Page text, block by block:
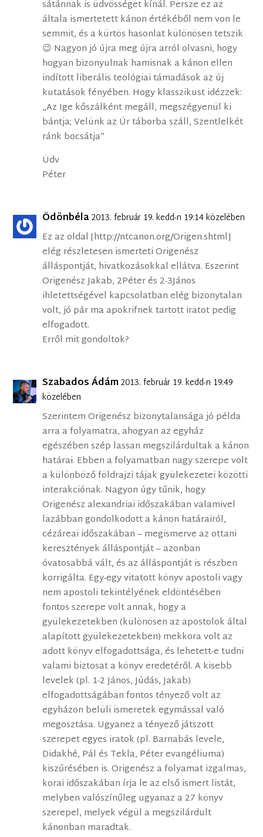
sátánnak is üdvösséget kínál. Persze ez az
általa ismertetett kánon értékéből nem von le
semmit, és a kürtös hasonlat különösen tetszik
😉 Nagyon jó újra meg újra arról olvasni, hogy
hogyan bizonyulnak hamisnak a kánon ellen
indított liberális teológiai támadások az új
kutatások fényében. Hogy klasszikust idézzek:
„Az Ige kőszálként megáll, megszégyenül ki
bántja; Velünk az Úr táborba száll, Szentlelkét
ránk bocsátja”
Üdv
Péter
Ödönbéla2013. február 19. kedd-n 19:14 közelében
Ez az oldal [http://ntcanon.org/Origen.shtml]
elég részletesen ismerteti Origenész
álláspontját, hivatkozásokkal ellátva. Eszerint
Origenész Jakab, 2Péter és 2-3János
ihletettségével kapcsolatban elég bizonytalan
volt, jó pár ma apokrifnek tartott iratot pedig
elfogadott.
Erről mit gondoltok?
Szabados Ádám2013. február 19. kedd-n 19:49
közelében
Szerintem Origenész bizonytalansága jó példa
arra a folyamatra, ahogyan az egyház
egészében szép lassan megszilárdultak a kánon
határai. Ebben a folyamatban nagy szerepe volt
a különböző földrajzi tájak gyülekezetei közötti
interakciónak. Nagyon úgy tűnik, hogy
Origenész alexandriai időszakában valamivel
lazábban gondolkodott a kánon határairól,
cézáreai időszakában – megismerve az ottani
keresztények álláspontját – azonban
óvatosabbá vált, és az álláspontját is részben
korrigálta. Egy-egy vitatott könyv apostoli vagy
nem apostoli tekintélyének eldöntésében
fontos szerepe volt annak, hogy a
gyülekezetekben (különösen az apostolok által
alapított gyülekezetekben) mekkora volt az
adott könyv elfogadottsága, és lehetett-e tudni
valami biztosat a könyv eredetéről. A kisebb
levelek (pl. 1-2 János, Júdás, Jakab)
elfogadottságában fontos tényező volt az
egyházon belüli ismeretek egymással való
megosztása. Ugyanez a tényező játszott
szerepet egyes iratok (pl. Barnabás levele,
Didakhé, Pál és Tekla, Péter evangéliuma)
kiszűrésében is. Origenész a folyamat izgalmas,
korai időszakában írja le az első ismert listát,
melyben valószínűleg ugyanaz a 27 könyv
szerepel, melyek végül a megszilárdult
kánonban maradtak.